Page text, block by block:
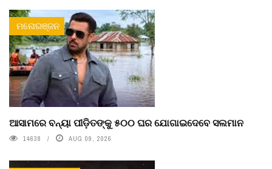
ମନୋରଞ୍ଜନ
ଆସାମରେ ବନ୍ୟା ପୀଡ଼ିତଙ୍କୁ ୫୦୦ ଘର ଯୋଗାଇଦେବେ ସଲମାନ
14638 AUG 09, 2026